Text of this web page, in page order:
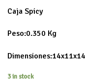
Caja Spicy
Peso:0.350 Kg
Dimensiones:14x11x14
3 in stock